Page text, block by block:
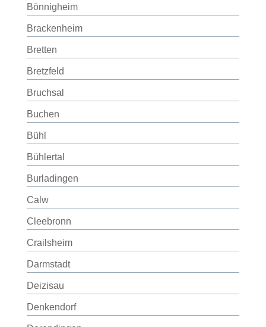
Bönnigheim
Brackenheim
Bretten
Bretzfeld
Bruchsal
Buchen
Bühl
Bühlertal
Burladingen
Calw
Cleebronn
Crailsheim
Darmstadt
Deizisau
Denkendorf